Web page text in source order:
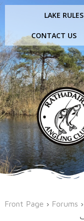
LAKE RULES
CONTACT US
Front Page › Forums ›